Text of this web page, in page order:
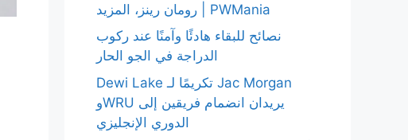
رومان رينز، المزيد | PWMania
نصائح للبقاء هادئًا وآمنًا عند ركوب
الدراجة في الجو الحار
Dewi Lake تكريمًا لـ Jac Morgan
وWRU يريدان انضمام فريقين إلى
الدوري الإنجليزي